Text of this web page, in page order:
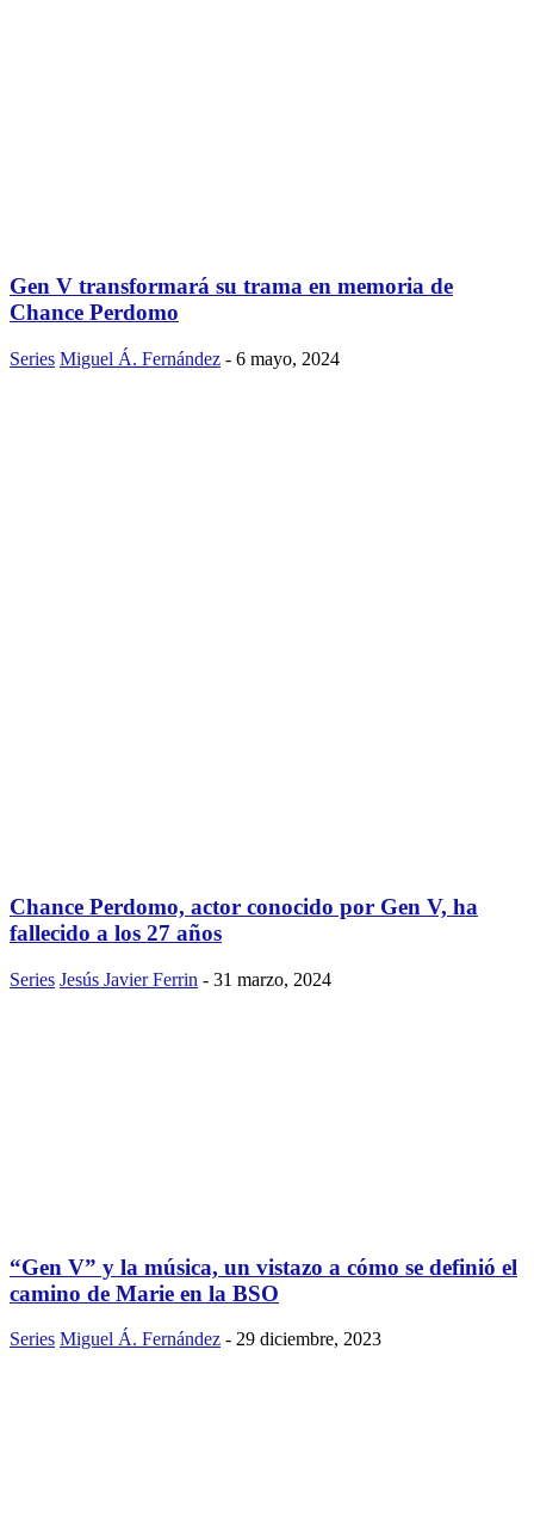
Gen V transformará su trama en memoria de
Chance Perdomo
Series Miguel Á. Fernández - 6 mayo, 2024
Chance Perdomo, actor conocido por Gen V, ha
fallecido a los 27 años
Series Jesús Javier Ferrin - 31 marzo, 2024
“Gen V” y la música, un vistazo a cómo se definió el
camino de Marie en la BSO
Series Miguel Á. Fernández - 29 diciembre, 2023